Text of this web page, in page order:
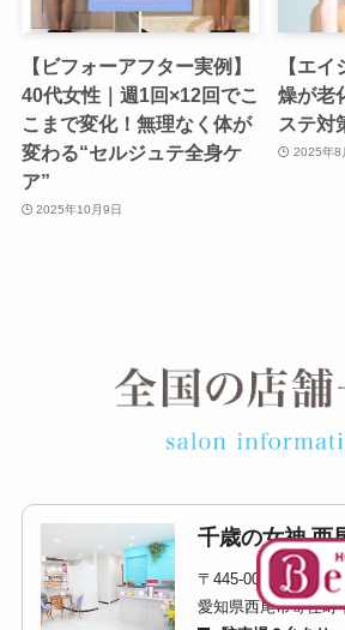
【ビフォーアフター実例】
40代女性｜週1回×12回でこ
こまで変化！無理なく体が
変わる“セルジュテ全身ケ
ア”
2025年10月9日
【エ
燥が老
ステ対
2025年8
千歳の女神 西
〒445-0073
愛知県西尾市寄住町